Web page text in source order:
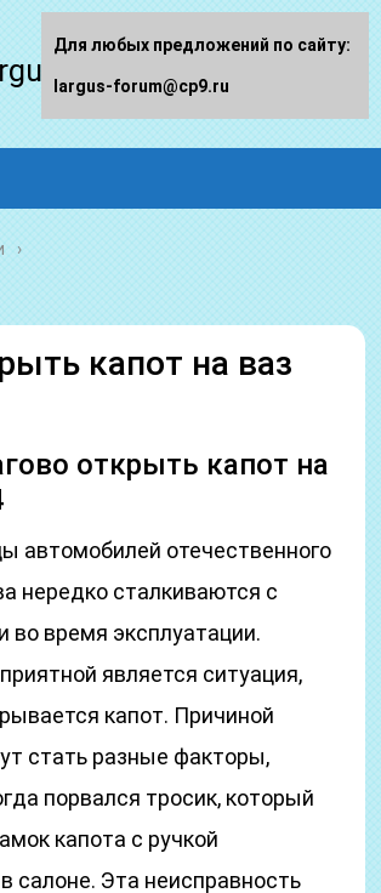
forum.ru
капот на ваз
открыть капот на
автомобилей отечественного
нередко сталкиваются с
во время эксплуатации.
является ситуация,
капот. Причиной
стать разные факторы,
порвался тросик, который
капота с ручкой
салоне. Эта неисправность
Для любых предложений по сайту:
largus-forum@cp9.ru